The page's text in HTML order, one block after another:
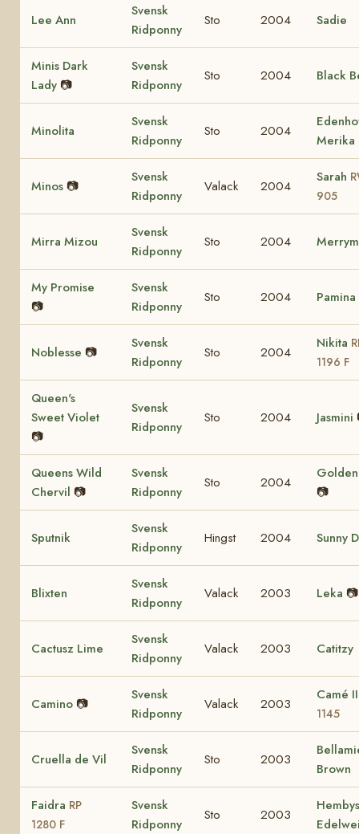
Lee Ann
Svensk
Ridponny
Sto 2004 Sadie
Minis Dark
Lady 📷
Svensk
Ridponny
Sto 2004 Black
Minolita
Svensk
Ridponny
Sto 2004
Merika
Minos 📷
Svensk
Ridponny
Valack 2004
Sarah
905
Mirra Mizou
Svensk
Ridponny
Sto 2004
My Promise
📷
Svensk
Ridponny
Sto 2004 Pamina
Noblesse 📷
Svensk
Ridponny
Sto 2004
Nikita
1196 F
Queen's
Sweet Violet
📷
Svensk
Ridponny
Sto 2004 Jasmini
Queens Wild
Chervil 📷
Svensk
Ridponny
Sto 2004
📷
Sputnik
Svensk
Ridponny
Hingst 2004 Sunny
Blixten
Svensk
Ridponny
Valack 2003 Leka 📷
Cactusz Lime
Svensk
Ridponny
Valack 2003 Catitzy
Camino 📷
Svensk
Ridponny
Valack 2003
Camé
1145
Cruella de Vil
Svensk
Ridponny
Sto 2003
Brown
Faidra RP
1280 F
Svensk
Ridponny
Sto 2003
Hembys